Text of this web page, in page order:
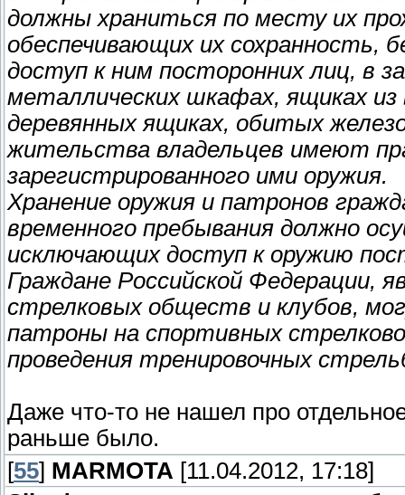
должны храниться по месту их
обеспечивающих их сохранность,
доступ к ним посторонних лиц, в
металлических шкафах, ящиках
деревянных ящиках, обитых
жительства владельцев имеют
зарегистрированного ими оружия.
Хранение оружия и патронов
временного пребывания должно
исключающих доступ к оружию
Граждане Российской Федерации,
стрелковых обществ и клубов,
патроны на спортивных
проведения тренировочных
Даже что-то не нашел про
раньше было.
[55] MARMOTA [11.04.2012, 17:18]